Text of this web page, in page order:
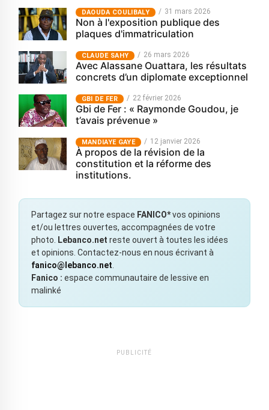
‎DAOUDA COULIBALY 31 mars 2026
Non à l'exposition publique des
plaques d'immatriculation
CLAUDE SAHY 26 mars 2026
Avec Alassane Ouattara, les résultats
concrets d’un diplomate exceptionnel
GBI DE FER 22 février 2026
Gbi de Fer : « Raymonde Goudou, je
t’avais prévenue »
MANDIAYE GAYE 12 janvier 2026
À propos de la révision de la
constitution et la réforme des
institutions.
Partagez sur notre espace FANICO*vos opinions
et/ou lettres ouvertes, accompagnées de votre
photo.
Lebanco.net reste ouvert à toutes les idées
et opinions. Contactez-nous en nous écrivant à
fanico@lebanco.net
Fanico : espace communautaire de lessive en
malinké
PUBLICITÉ